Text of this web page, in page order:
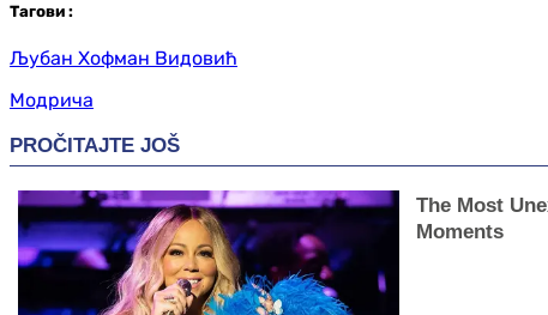
Тагови :
Љубан Хофман Видовић
Модрича